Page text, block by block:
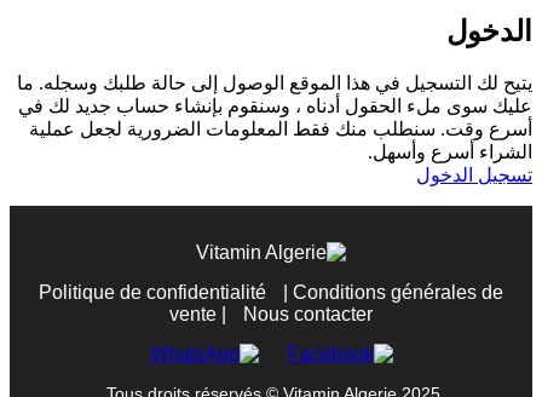
الدخول
يتيح لك التسجيل في هذا الموقع الوصول إلى حالة طلبك وسجله. ما
عليك سوى ملء الحقول أدناه ، وسنقوم بإنشاء حساب جديد لك في
أسرع وقت. سنطلب منك فقط المعلومات الضرورية لجعل عملية
الشراء أسرع وأسهل.
تسجيل الدخول
Politique de confidentialité
Conditions générales de
vente
Nous contacter